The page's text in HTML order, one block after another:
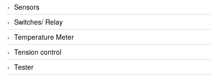
Sensors
Switches/ Relay
Temperature Meter
Tension control
Tester